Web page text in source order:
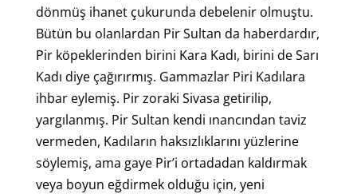
dönmüş ihanet çukurunda debelenir olmuştu.
Bütün bu olanlardan Pir Sultan da haberdardır,
Pir köpeklerinden birini Kara Kadı, birini de Sarı
Kadı diye çağırırmış. Gammazlar Piri Kadılara
ihbar eylemiş. Pir zoraki Sivasa getirilip,
yargılanmış. Pir Sultan kendi ınancından taviz
vermeden, Kadıların haksızlıklarını yüzlerine
söylemiş, ama gaye Pir’i ortadadan kaldırmak
veya boyun eğdirmek olduğu için, yeni